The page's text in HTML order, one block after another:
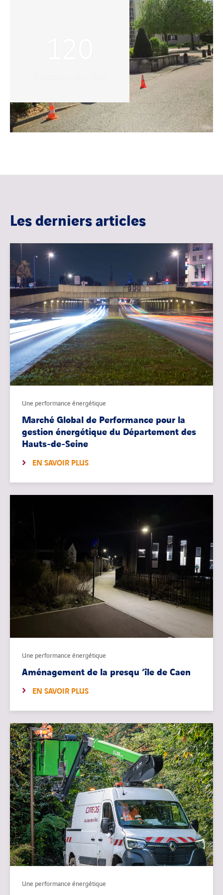
Les derniers articles
Une performance énergétique
Marché Global de Performance pour la
gestion énergétique du Département des
Hauts-de-Seine
EN SAVOIR PLUS
Une performance énergétique
Aménagement de la presqu ‘île de Caen
EN SAVOIR PLUS
Une performance énergétique